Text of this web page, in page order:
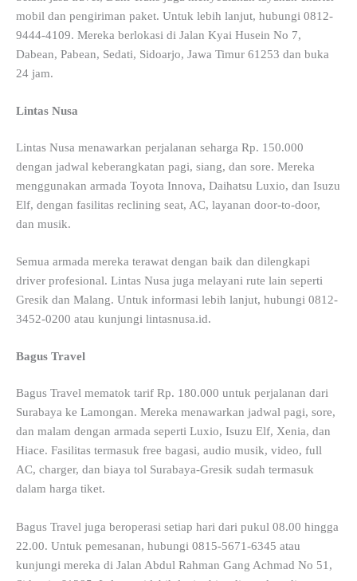
mobil dan pengiriman paket. Untuk lebih lanjut, hubungi 0812-
9444-4109. Mereka berlokasi di Jalan Kyai Husein No 7,
Dabean, Pabean, Sedati, Sidoarjo, Jawa Timur 61253 dan buka
24 jam.
Lintas Nusa
Lintas Nusa menawarkan perjalanan seharga Rp. 150.000
dengan jadwal keberangkatan pagi, siang, dan sore. Mereka
menggunakan armada Toyota Innova, Daihatsu Luxio, dan Isuzu
Elf, dengan fasilitas reclining seat, AC, layanan door-to-door,
dan musik.
Semua armada mereka terawat dengan baik dan dilengkapi
driver profesional. Lintas Nusa juga melayani rute lain seperti
Gresik dan Malang. Untuk informasi lebih lanjut, hubungi 0812-
3452-0200 atau kunjungi lintasnusa.id.
Bagus Travel
Bagus Travel mematok tarif Rp. 180.000 untuk perjalanan dari
Surabaya ke Lamongan. Mereka menawarkan jadwal pagi, sore,
dan malam dengan armada seperti Luxio, Isuzu Elf, Xenia, dan
Hiace. Fasilitas termasuk free bagasi, audio musik, video, full
AC, charger, dan biaya tol Surabaya-Gresik sudah termasuk
dalam harga tiket.
Bagus Travel juga beroperasi setiap hari dari pukul 08.00 hingga
22.00. Untuk pemesanan, hubungi 0815-5671-6345 atau
kunjungi mereka di Jalan Abdul Rahman Gang Achmad No 51,